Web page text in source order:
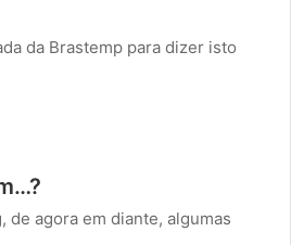
da Brastemp para dizer isto
de agora em diante, algumas